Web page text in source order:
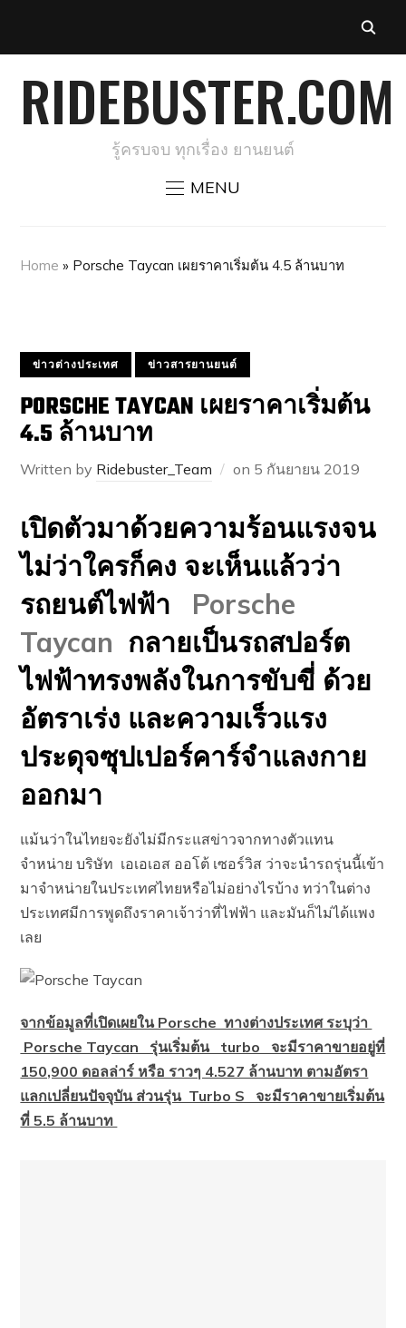
RIDEBUSTER.COM
รู้ครบจบ ทุกเรื่อง ยานยนต์
MENU
Home » Porsche Taycan เผยราคาเริ่มต้น 4.5 ล้านบาท
ข่าวต่างประเทศ ข่าวสารยานยนต์
PORSCHE TAYCAN เผยราคาเริ่มต้น
4.5 ล้านบาท
Written by Ridebuster_Team on 5 กันยายน 2019
เปิดตัวมาด้วยความร้อนแรงจน
ไม่ว่าใครก็คง จะเห็นแล้วว่า
รถยนต์ไฟฟ้า Porsche
Taycan กลายเป็นรถสปอร์ต
ไฟฟ้าทรงพลังในการขับขี่ ด้วย
อัตราเร่ง และความเร็วแรง
ประดุจซุปเปอร์คาร์จำแลงกาย
ออกมา
แม้นว่าในไทยจะยังไม่มีกระแสข่าวจากทางตัวแทน
จำหน่าย บริษัท เอเอเอส ออโต้ เซอร์วิส ว่าจะนำรถรุ่นนี้เข้า
มาจำหน่ายในประเทศไทยหรือไม่อย่างไรบ้าง ทว่าในต่าง
ประเทศมีการพูดถึงราคาเจ้าว่าที่ไฟฟ้า และมันก็ไม่ได้แพง
เลย
จากข้อมูลที่เปิดเผยใน Porsche ทางต่างประเทศ ระบุว่า
Porsche Taycan รุ่นเริ่มต้น turbo จะมีราคาขายอยู่ที่
150,900 ดอลล่าร์ หรือ ราวๆ 4.527 ล้านบาท ตามอัตรา
แลกเปลี่ยนปัจจุบัน ส่วนรุ่น Turbo S จะมีราคาขายเริ่มต้น
ที่ 5.5 ล้านบาท